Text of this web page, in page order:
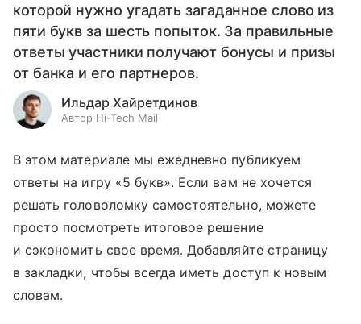
которой нужно угадать загаданное слово из
пяти букв за шесть попыток. За правильные
ответы участники получают бонусы и призы
от банка и его партнеров.
Ильдар Хайретдинов
Автор Hi-Tech Mail
В этом материале мы ежедневно публикуем
ответы на игру «5 букв». Если вам не хочется
решать головоломку самостоятельно, можете
просто посмотреть итоговое решение
и сэкономить свое время. Добавляйте страницу
в закладки, чтобы всегда иметь доступ к новым
словам.